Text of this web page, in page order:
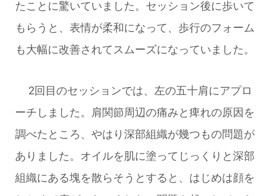
たことに驚いていました。セッション後に歩いて
もらうと、表情が柔和になって、歩行のフォーム
も大幅に改善されてスムーズになっていました。
2回目のセッションでは、左の五十肩にアプロ
ーチしました。肩関節周辺の痛みと痺れの原因を
調べたところ、やはり深部組織が幾つもの問題が
ありました。オイルを肌に塗ってじっくりと深部
組織にある塊を散らそうとすると、はじめは顔を